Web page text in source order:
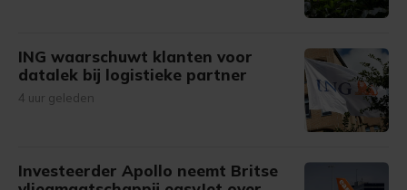
ING waarschuwt klanten voor
datalek bij logistieke partner
4 uur geleden
Investeerder Apollo neemt Britse